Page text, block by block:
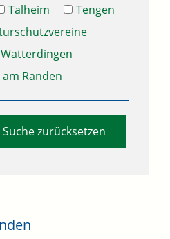
Talheim
Tengen
Watterdingen
Randen
Suche zurücksetzen